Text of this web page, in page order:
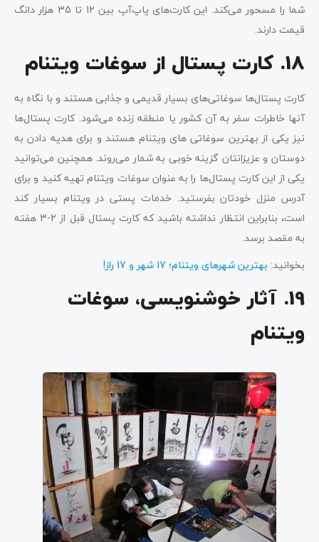
شما را مسحور می‌کند. این کارت‌های پاپ‌آپ بین 12 تا 35 هزار دانگ
قیمت دارند.
18. کارت پستال از سوغات ویتنام
کارت پستال‌ها سوغاتی‌های بسیار قدیمی و جذابی هستند و با نگاه به
آنها خاطرات سفر به آن کشور یا منطقه زنده می‌شود. کارت پستال‌ها
نیز یکی از بهترین سوغاتی های ویتنام هستند و برای هدیه دادن به
دوستان و عزیزانتان گزینه خوبی به شمار می‌روند. همچنین می‌توانید
یکی از این کارت پستال‌ها را به عنوان سوغات ویتنام تهیه کنید و برای
آدرس منزل خودتان بفرستید. خدمات پستی در ویتنام بسیار کند
است، بنابراین انتظار نداشته باشید که کارت پستال قبل از 2-3 هفته
به مقصد برسد.
بخوانید: بهترین شهرهای ویتنام؛ 17 شهر و 17 راز!
19. آثار خوشنویسی، سوغات
ویتنام